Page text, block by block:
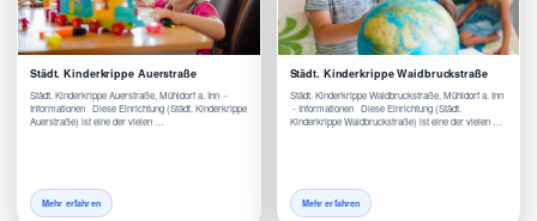
Städt. Kinderkrippe Auerstraße
Städt. Kinderkrippe Auerstraße, Mühldorf a. Inn -
Informationen Diese Einrichtung (Städt. Kinderkrippe
Auerstraße) ist eine der vielen …
Mehr erfahren
Städt. Kinderkrippe Waidbruckstraße
Städt. Kinderkrippe Waidbruckstraße, Mühldorf a. Inn
- Informationen Diese Einrichtung (Städt.
Kinderkrippe Waidbruckstraße) ist eine der vielen …
Mehr erfahren